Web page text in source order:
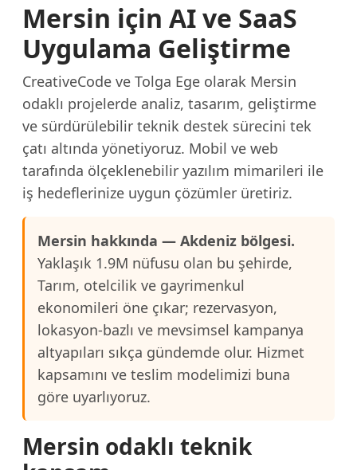
Mersin için AI ve SaaS
Uygulama Geliştirme
CreativeCode ve Tolga Ege olarak Mersin
odaklı projelerde analiz, tasarım, geliştirme
ve sürdürülebilir teknik destek sürecini tek
çatı altında yönetiyoruz. Mobil ve web
tarafında ölçeklenebilir yazılım mimarileri ile
iş hedeflerinize uygun çözümler üretiriz.
Mersin hakkında — Akdeniz bölgesi.
Yaklaşık 1.9M nüfusu olan bu şehirde,
Tarım, otelcilik ve gayrimenkul
ekonomileri öne çıkar; rezervasyon,
lokasyon-bazlı ve mevsimsel kampanya
altyapıları sıkça gündemde olur. Hizmet
kapsamını ve teslim modelimizi buna
göre uyarlıyoruz.
Mersin odaklı teknik